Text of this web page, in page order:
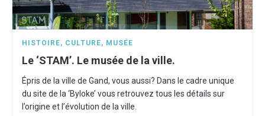
HISTOIRE, CULTURE, MUSÉE
Le ‘STAM’. Le musée de la ville.
Épris de la ville de Gand, vous aussi? Dans le cadre unique
du site de la ‘Byloke’ vous retrouvez tous les détails sur
l’origine et l’évolution de la ville.